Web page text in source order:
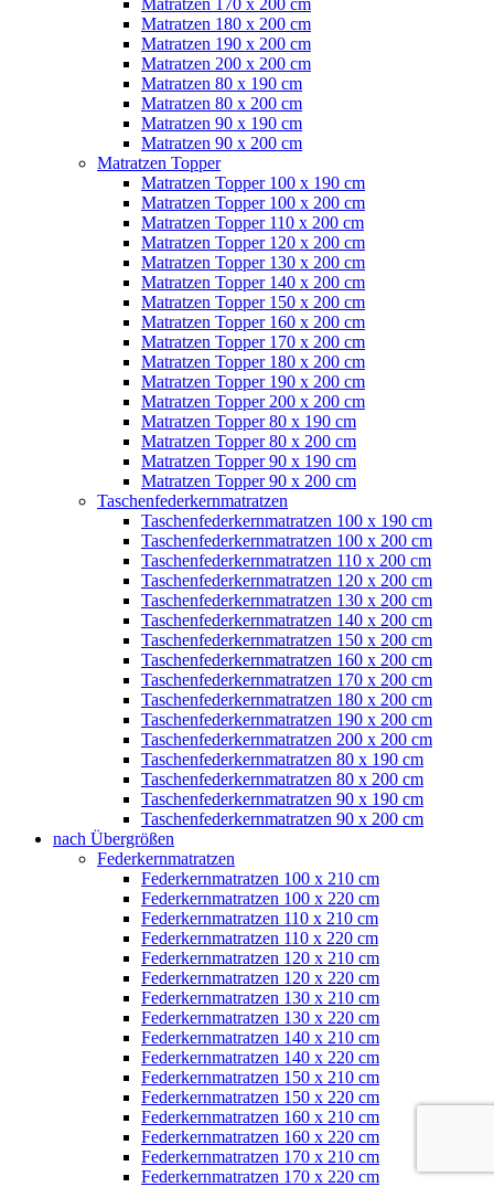
Matratzen 180 x 200 cm
Matratzen 190 x 200 cm
Matratzen 200 x 200 cm
Matratzen 80 x 190 cm
Matratzen 80 x 200 cm
Matratzen 90 x 190 cm
Matratzen 90 x 200 cm
Matratzen Topper
Matratzen Topper 100 x 190 cm
Matratzen Topper 100 x 200 cm
Matratzen Topper 110 x 200 cm
Matratzen Topper 120 x 200 cm
Matratzen Topper 130 x 200 cm
Matratzen Topper 140 x 200 cm
Matratzen Topper 150 x 200 cm
Matratzen Topper 160 x 200 cm
Matratzen Topper 170 x 200 cm
Matratzen Topper 180 x 200 cm
Matratzen Topper 190 x 200 cm
Matratzen Topper 200 x 200 cm
Matratzen Topper 80 x 190 cm
Matratzen Topper 80 x 200 cm
Matratzen Topper 90 x 190 cm
Matratzen Topper 90 x 200 cm
Taschenfederkernmatratzen
Taschenfederkernmatratzen 100 x 190 cm
Taschenfederkernmatratzen 100 x 200 cm
Taschenfederkernmatratzen 110 x 200 cm
Taschenfederkernmatratzen 120 x 200 cm
Taschenfederkernmatratzen 130 x 200 cm
Taschenfederkernmatratzen 140 x 200 cm
Taschenfederkernmatratzen 150 x 200 cm
Taschenfederkernmatratzen 160 x 200 cm
Taschenfederkernmatratzen 170 x 200 cm
Taschenfederkernmatratzen 180 x 200 cm
Taschenfederkernmatratzen 190 x 200 cm
Taschenfederkernmatratzen 200 x 200 cm
Taschenfederkernmatratzen 80 x 190 cm
Taschenfederkernmatratzen 80 x 200 cm
Taschenfederkernmatratzen 90 x 190 cm
Taschenfederkernmatratzen 90 x 200 cm
nach Übergrößen
Federkernmatratzen
Federkernmatratzen 100 x 210 cm
Federkernmatratzen 100 x 220 cm
Federkernmatratzen 110 x 210 cm
Federkernmatratzen 110 x 220 cm
Federkernmatratzen 120 x 210 cm
Federkernmatratzen 120 x 220 cm
Federkernmatratzen 130 x 210 cm
Federkernmatratzen 130 x 220 cm
Federkernmatratzen 140 x 210 cm
Federkernmatratzen 140 x 220 cm
Federkernmatratzen 150 x 210 cm
Federkernmatratzen 150 x 220 cm
Federkernmatratzen 160 x 210 cm
Federkernmatratzen 160 x 220 cm
Federkernmatratzen 170 x 210 cm
Federkernmatratzen 170 x 220 cm